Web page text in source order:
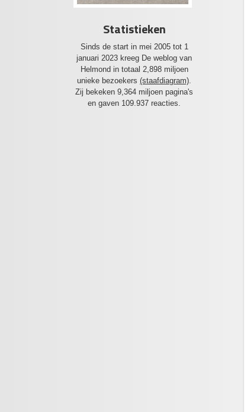
Statistieken
Sinds de start in mei 2005 tot 1
januari 2023 kreeg De weblog van
Helmond in totaal 2,898 miljoen
unieke bezoekers (staafdiagram)
Zij bekeken 9,364 miljoen pagina's
en gaven 109.937 reacties.